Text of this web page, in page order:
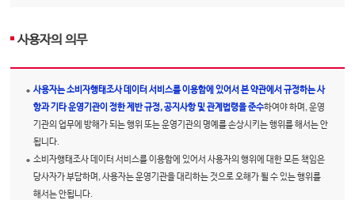
사용자의 의무
사용자는 소비자행태조사 데이터 서비스를 이용함에 있어서 본 약관에서 규정하는 사
항과 기타 운영기관이 정한 제반 규정, 공지사항 및 관계법령을 준수하여야 하며, 운영
기관의 업무에 방해가 되는 행위 또는 운영기관의 명예를 손상시키는 행위를 해서는 안
됩니다.
소비자행태조사 데이터 서비스를 이용함에 있어서 사용자의 행위에 대한 모든 책임은
당사자가 부담하며, 사용자는 운영기관을 대리하는 것으로 오해가 될 수 있는 행위를
해서는 안됩니다.